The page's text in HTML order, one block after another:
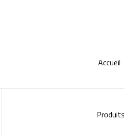
Accueil
Produits